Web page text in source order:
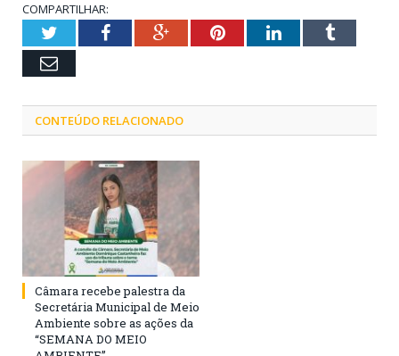
COMPARTILHAR:
TwitterFacebookGoogle+PinterestLinkedInTumblr
Email
CONTEÚDO RELACIONADO
Câmara recebe palestra da
Secretária Municipal de Meio
Ambiente sobre as ações da
“SEMANA DO MEIO